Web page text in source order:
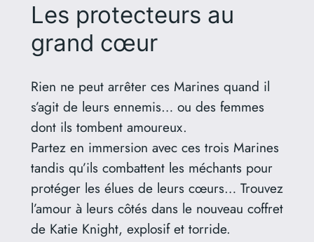
Les protecteurs au
grand cœur
Rien ne peut arrêter ces Marines quand il
s’agit de leurs ennemis… ou des femmes
dont ils tombent amoureux.
Partez en immersion avec ces trois Marines
tandis qu’ils combattent les méchants pour
protéger les élues de leurs cœurs… Trouvez
l’amour à leurs côtés dans le nouveau coffret
de Katie Knight, explosif et torride.